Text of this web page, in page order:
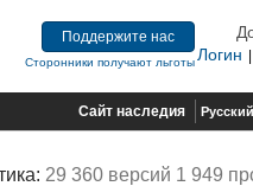
Поддержите нас
Сторонники получают льготыЛогин
Сайт наследия Русский
29 360 версий 1 949